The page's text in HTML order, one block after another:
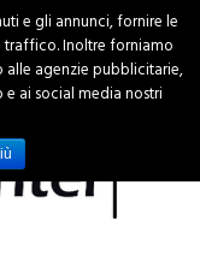
e gli annunci, fornire le
traffico. Inoltre forniamo
agenzie pubblicitarie,
ai social media nostri